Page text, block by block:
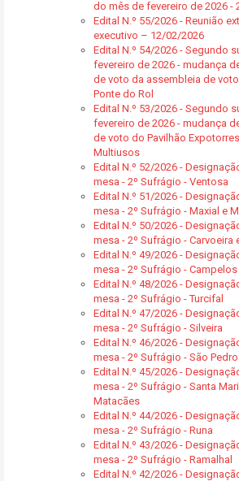
do mês de fevereiro de 2026 -
Edital N.º 55/2026 - Reunião
executivo – 12/02/2026
Edital N.º 54/2026 - Segundo
fevereiro de 2026 - mudança
de voto da assembleia de
Ponte do Rol
Edital N.º 53/2026 - Segundo
fevereiro de 2026 - mudança
de voto do Pavilhão
Multiusos
Edital N.º 52/2026 -
mesa - 2º Sufrágio - Ventosa
Edital N.º 51/2026 -
mesa - 2º Sufrágio - Maxial e
Edital N.º 50/2026 -
mesa - 2º Sufrágio - Carvoeira
Edital N.º 49/2026 -
mesa - 2º Sufrágio -
Edital N.º 48/2026 -
mesa - 2º Sufrágio - Turcifal
Edital N.º 47/2026 -
mesa - 2º Sufrágio - Silveira
Edital N.º 46/2026 -
mesa - 2º Sufrágio - São
Edital N.º 45/2026 -
mesa - 2º Sufrágio - Santa
Matacães
Edital N.º 44/2026 -
mesa - 2º Sufrágio - Runa
Edital N.º 43/2026 -
mesa - 2º Sufrágio - Ramalhal
Edital N.º 42/2026 -